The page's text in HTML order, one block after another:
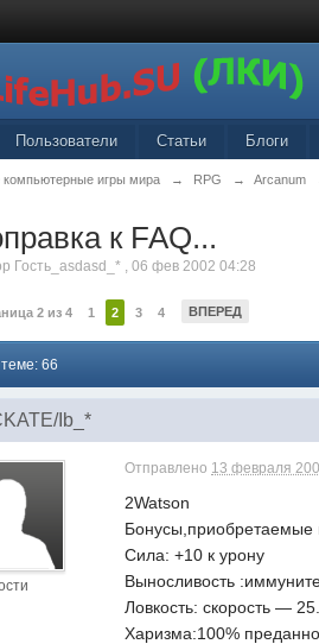
Пользователи Статьи Блоги
игры мира → RPG → Arcanum
к FAQ...
Гость_asdasd_* ,06 фев 2002 04:28
2 из 4 1 2 3 4 ВПЕРЕД
66
Ib_*
Отправлено 13 февраля
2Watson
Бонусы,приобретаемые
Сила: +10 к урону
Выносливость
Ловкость: скорость — 25.
Харизма:100%